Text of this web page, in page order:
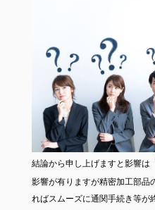
結論から申し上げますと影響は
影響が有りますが精密加工部品
ればスムーズに通関手続き等が